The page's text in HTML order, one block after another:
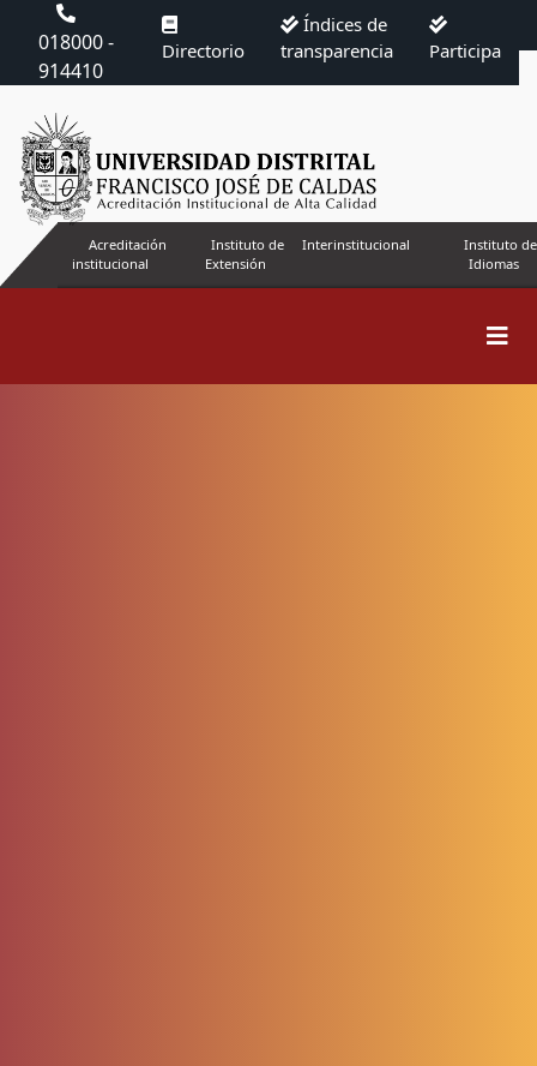
018000 -
914410
Directorio
Índices de
transparencia
Participa
Acreditación
institucional
Instituto de
Extensión
Interinstitucional
Instituto de
Idiomas